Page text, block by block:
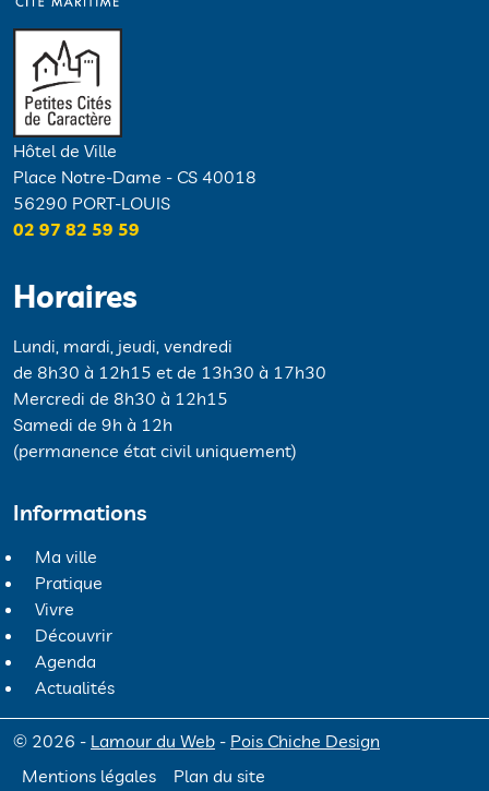
Hôtel de Ville
Place Notre-Dame - CS 40018
56290 PORT-LOUIS
02 97 82 59 59
Horaires
Lundi, mardi, jeudi, vendredi
de 8h30 à 12h15 et de 13h30 à 17h30
Mercredi de 8h30 à 12h15
Samedi de 9h à 12h
(permanence état civil uniquement)
Informations
Ma ville
Pratique
Vivre
Découvrir
Agenda
Actualités
© 2026 - Lamour du Web - Pois Chiche Design
Mentions légales
Plan du site